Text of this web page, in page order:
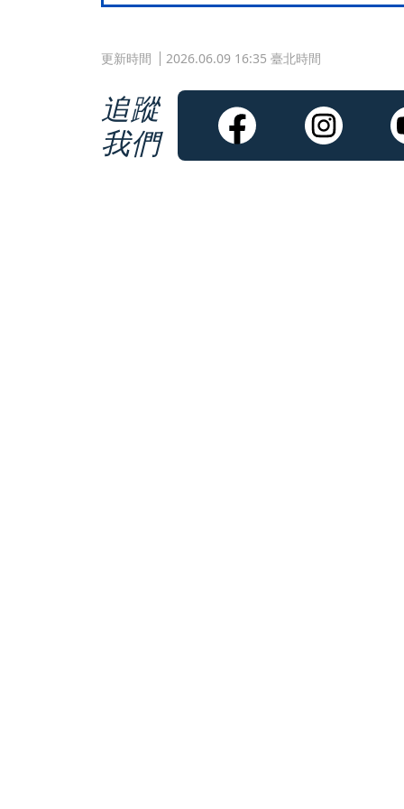
更新時間 2026.06.09 16:35 臺北時間
追蹤
我們